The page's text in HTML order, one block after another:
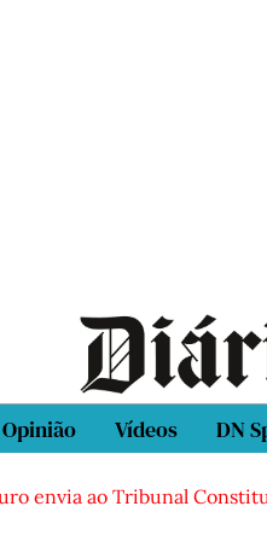
Opinião Vídeos DN
envia ao Tribunal